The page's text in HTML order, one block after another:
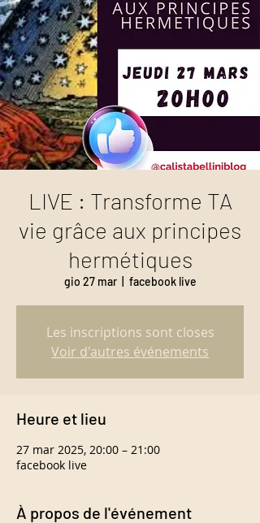
LIVE : Transforme TA
vie grâce aux principes
hermétiques
gio 27 mar
  |
facebook live
Les inscriptions sont closes
Voir d'autres événements
Heure et lieu
27 mar 2025, 20:00 – 21:00
facebook live
À propos de l'événement